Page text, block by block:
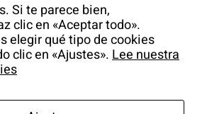
aceptas la política de
privacidad
Si te parece bien,
clic en «Aceptar todo».
elegir qué tipo de cookies
clic en «Ajustes».Lee nuestra